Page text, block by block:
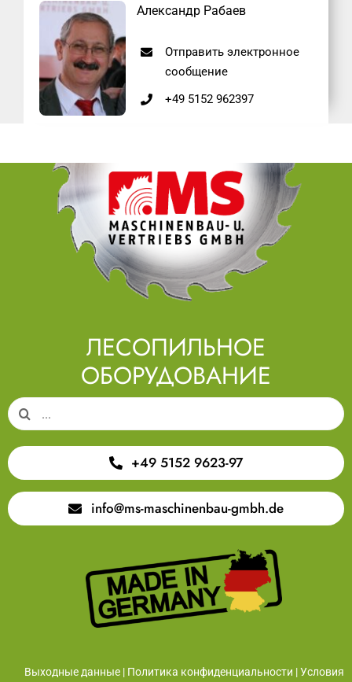
Александр Рабаев
Отправить электронное
сообщение
+49 5152 962397
ЛЕСОПИЛЬНОЕ
ОБОРУДОВАНИЕ
Search
for:
+49 5152 9623-97
info@ms-maschinenbau-gmbh.de
Выходные данные | Политика конфиденциальности |Условия